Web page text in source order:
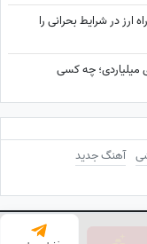
ارز در شرایط بحرانی را
میلیاردی؛ چه کسی
آهنگ جدید